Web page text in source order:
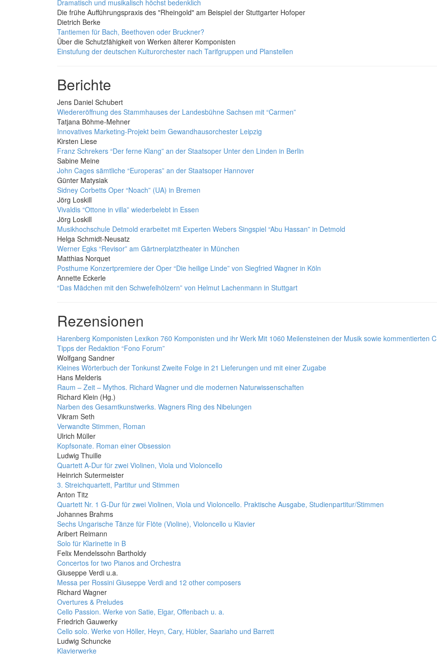
Dramatisch und musikalisch höchst bedenklich
Die frühe Aufführungspraxis des "Rheingold" am Beispiel der Stuttgarter Hofoper
Dietrich Berke
Tantiemen für Bach, Beethoven oder Bruckner?
Über die Schutzfähigkeit von Werken älterer Komponisten
Einstufung der deutschen Kulturorchester nach Tarifgruppen und Planstellen
Berichte
Jens Daniel Schubert
Wiedereröffnung des Stammhauses der Landesbühne Sachsen mit “Carmen”
Tatjana Böhme-Mehner
Innovatives Marketing-Projekt beim Gewandhausorchester Leipzig
Kirsten Liese
Franz Schrekers “Der ferne Klang” an der Staatsoper Unter den Linden in Berlin
Sabine Meine
John Cages sämtliche “Europeras” an der Staatsoper Hannover
Günter Matysiak
Sidney Corbetts Oper “Noach” (UA) in Bremen
Jörg Loskill
Vivaldis “Ottone in villa” wiederbelebt in Essen
Jörg Loskill
Musikhochschule Detmold erarbeitet mit Experten Webers Singspiel “Abu Hassan” in Detmold
Helga Schmidt-Neusatz
Werner Egks “Revisor” am Gärtnerplatztheater in München
Matthias Norquet
Posthume Konzertpremiere der Oper “Die heilige Linde” von Siegfried Wagner in Köln
Annette Eckerle
“Das Mädchen mit den Schwefelhölzern” von Helmut Lachenmann in Stuttgart
Rezensionen
Harenberg Komponisten Lexikon 760 Komponisten und ihr Werk Mit 1060 Meilensteinen der Musik sowie kommentierten
Tipps der Redaktion “Fono Forum”
Wolfgang Sandner
Kleines Wörterbuch der Tonkunst Zweite Folge in 21 Lieferungen und mit einer Zugabe
Hans Melderis
Raum – Zeit – Mythos. Richard Wagner und die modernen Naturwissenschaften
Richard Klein (Hg.)
Narben des Gesamtkunstwerks. Wagners Ring des Nibelungen
Vikram Seth
Verwandte Stimmen, Roman
Ulrich Müller
Kopfsonate. Roman einer Obsession
Ludwig Thuille
Quartett A-Dur für zwei Violinen, Viola und Violoncello
Heinrich Sutermeister
3. Streichquartett, Partitur und Stimmen
Anton Titz
Quartett Nr. 1 G-Dur für zwei Violinen, Viola und Violoncello. Praktische Ausgabe, Studienpartitur/Stimmen
Johannes Brahms
Sechs Ungarische Tänze für Flöte (Violine), Violoncello u Klavier
Aribert Reimann
Solo für Klarinette in B
Felix Mendelssohn Bartholdy
Concertos for two Pianos and Orchestra
Giuseppe Verdi u.a.
Messa per Rossini Giuseppe Verdi and 12 other composers
Richard Wagner
Overtures & Preludes
Cello Passion. Werke von Satie, Elgar, Offenbach u. a.
Friedrich Gauwerky
Cello solo. Werke von Höller, Heyn, Cary, Hübler, Saariaho und Barrett
Ludwig Schuncke
Klavierwerke